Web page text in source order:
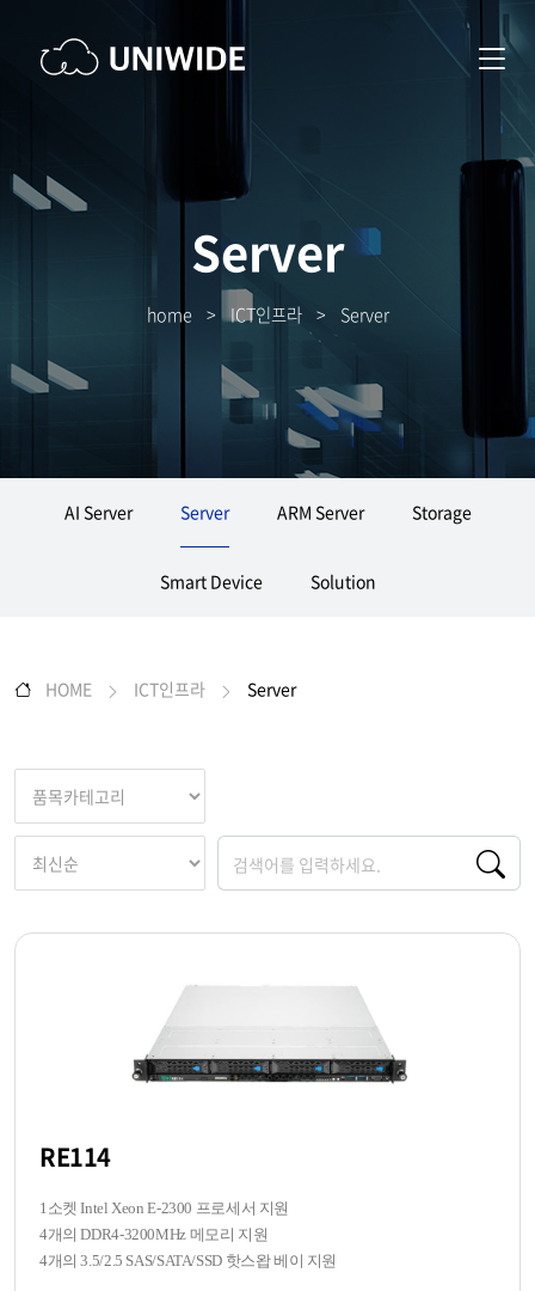
Server
home >ICT인프라> Server
AI Server Server ARM Server Storage
Smart Device Solution
HOME ICT인프라 Server
RE114
1소켓 Intel Xeon E-2300 프로세서 지원
4개의 DDR4-3200MHz 메모리 지원
4개의 3.5/2.5 SAS/SATA/SSD 핫스왑 베이 지원